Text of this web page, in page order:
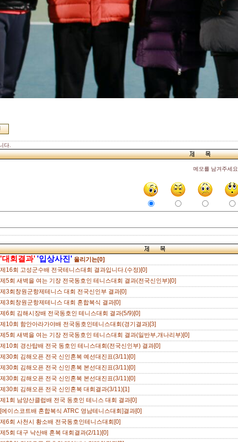
다.
메모를 남겨주세요.
'대회결과' '입상사진' 올리기는[0]
제16회 고성군수배 전국테니스대회 결과입니다.(수정)[0]
제5회 새벽을 여는 기장 전국동호인 테니스대회 결과(전국신인부)[0]
제3회창원군항제테니스 대회 전국신인부 결과[0]
제3회창원군항제테니스 대회 혼합복식 결과[0]
제6회 김해시장배 전국동호인 테니스대회 결과(5/9)[0]
제10회 함안아라가야배 전국동호인테니스대회(경기결과)[3]
제5회 새벽을 여는 기장 전국동호인 테니스대회 결과(일반부,개나리부)[0]
제10회 경산탑배 전국 동호인 테니스대회(전국신인부) 결과[0]
제30회 김해오픈 전국 신인혼복 예선대진표(3/11)[0]
제30회 김해오픈 전국 신인혼복 본선대진표(3/11)[0]
제30회 김해오픈 전국 신인혼복 본선대진표(3/11)[0]
제30회 김해오픈 전국 신인혼복 대회결과(3/11)[1]
제1회 남양산클럽배 전국 동호인 테니스 대회 결과[0]
[에이스코트배 혼합복식 ATRC 영남테니스대회]결과[0]
제6회 사천시 황소배 전국동호인테니스대회[0]
제5회 대구 낙산배 혼복 대회결과(2/11)[0]